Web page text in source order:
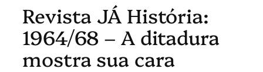
Revista JÁ História:
1964/68 – A ditadura
mostra sua cara